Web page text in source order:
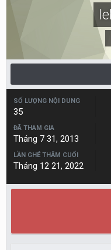
SỐ LƯỢNG NỘI DUNG
35
ĐÃ THAM GIA
Tháng 7 31, 2013
LẦN GHÉ THĂM CUỐI
Tháng 12 21, 2022